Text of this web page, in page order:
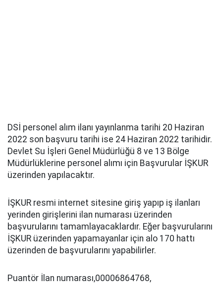
DSİ personel alım ilanı yayınlanma tarihi 20 Haziran
2022 son başvuru tarihi ise 24 Haziran 2022 tarihidir.
Devlet Su İşleri Genel Müdürlüğü 8 ve 13 Bölge
Müdürlüklerine personel alımı için Başvurular İŞKUR
üzerinden yapılacaktır.
İŞKUR resmi internet sitesine giriş yapıp iş ilanları
yerinden girişlerini ilan numarası üzerinden
başvurularını tamamlayacaklardır. Eğer başvurularını
İŞKUR üzerinden yapamayanlar için alo 170 hattı
üzerinden de başvurularını yapabilirler.
Puantör İlan numarası,00006864768,